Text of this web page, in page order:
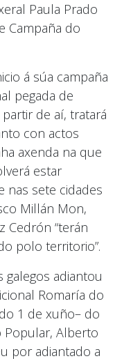
Paula Prado
Campaña do
á súa campaña
pegada de
de aí, tratará
con actos
axenda na que
estar
nas sete cidades
Millán Mon,
Cedrón “terán
polo territorio”.
adiantou
Romaría do
1 de xuño– do
Popular, Alberto
por adiantado a